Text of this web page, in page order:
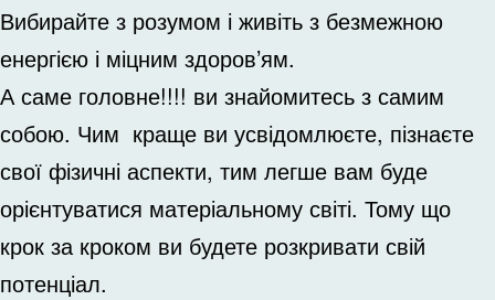
Вибирайте з розумом і живіть з безмежною
енергією і міцним здоров’ям.
А саме головне!!!! ви знайомитесь з самим
собою. Чим краще ви усвідомлюєте, пізнаєте
свої фізичні аспекти, тим легше вам буде
орієнтуватися матеріальному світі. Тому що
крок за кроком ви будете розкривати свій
потенціал.